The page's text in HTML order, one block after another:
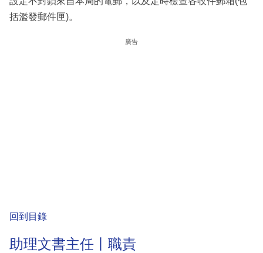
括濫發郵件匣)。
廣告
回到目錄
助理文書主任丨職責